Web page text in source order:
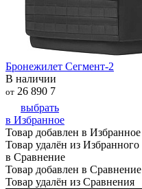
Бронежилет Сегмент-2
В наличии
от 26 890 7
выбрать
в Избранное
Товар добавлен в Избранное
Товар удалён из Избранного
в Сравнение
Товар добавлен в Сравнение
Товар удалён из Сравнения